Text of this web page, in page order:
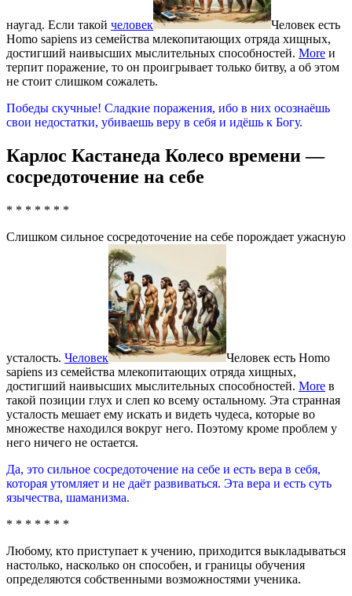
наугад. Если такой человек
Человек есть
Homo sapiens из семейства млекопитающих отряда хищных,
достигший наивысших мыслительных способностей. More и
терпит поражение, то он проигрывает только битву, а об этом
не стоит слишком сожалеть.
Победы скучные! Сладкие поражения, ибо в них осознаёшь
свои недостатки, убиваешь веру в себя и идёшь к Богу.
Карлос Кастанеда Колесо времени—
сосредоточение на себе
* * * * * * *
Слишком сильное сосредоточение на себе порождает ужасную
усталость. Человек
Человек есть Homo
sapiens из семейства млекопитающих отряда хищных,
достигший наивысших мыслительных способностей. More в
такой позиции глух и слеп ко всему остальному. Эта странная
усталость мешает ему искать и видеть чудеса, которые во
множестве находился вокруг него. Поэтому кроме проблем у
него ничего не остается.
Да, это сильное сосредоточение на себе и есть вера в себя,
которая утомляет и не даёт развиваться. Эта вера и есть суть
язычества, шаманизма.
* * * * * * *
Любому, кто приступает к учению, приходится выкладываться
настолько, насколько он способен, и границы обучения
определяются собственными возможностями ученика.